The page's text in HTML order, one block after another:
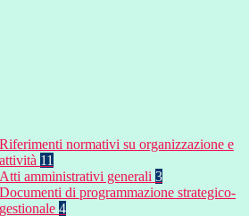
Riferimenti normativi su organizzazione e
attività 11
Atti amministrativi generali 3
Documenti di programmazione strategico-
gestionale 4